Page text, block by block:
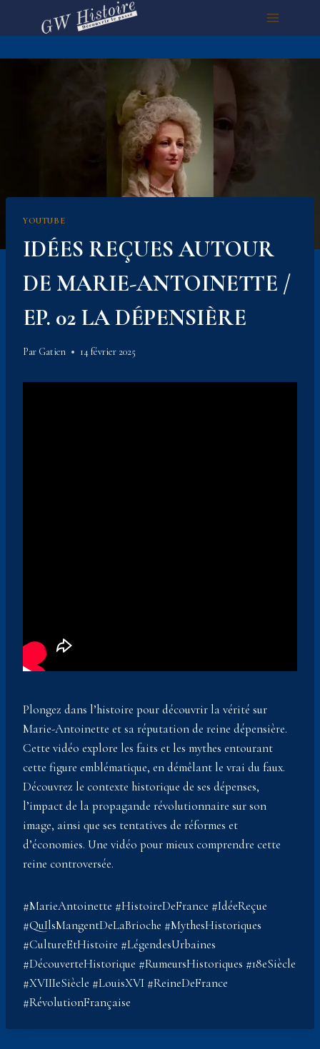
YOUTUBE
IDÉES REÇUES AUTOUR
DE MARIE-ANTOINETTE /
EP. 02 LA DÉPENSIÈRE
Par Gatien 14 février 2025
Plongez dans l’histoire pour découvrir la vérité sur
Marie-Antoinette et sa réputation de reine dépensière.
Cette vidéo explore les faits et les mythes entourant
cette figure emblématique, en démêlant le vrai du faux.
Découvrez le contexte historique de ses dépenses,
l’impact de la propagande révolutionnaire sur son
image, ainsi que ses tentatives de réformes et
d’économies. Une vidéo pour mieux comprendre cette
reine controversée.
#MarieAntoinette #HistoireDeFrance #IdéeReçue
#QuIlsMangentDeLaBrioche #MythesHistoriques
#CultureEtHistoire #LégendesUrbaines
#DécouverteHistorique #RumeursHistoriques #18eSiècle
#XVIIIeSiècle #LouisXVI #ReineDeFrance
#RévolutionFrançaise